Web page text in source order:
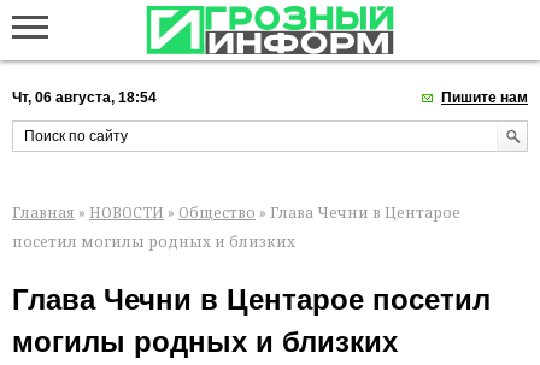
Чт, 06 августа, 18:54 Пишите нам
Главная » НОВОСТИ » Общество » Глава Чечни в Центарое
посетил могилы родных и близких
Глава Чечни в Центарое посетил
могилы родных и близких